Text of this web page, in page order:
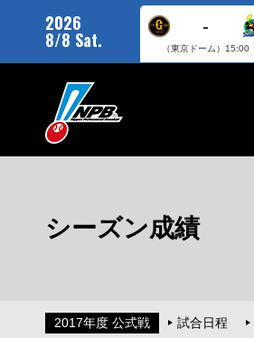
2026
8/8 Sat.
-
（東京ドーム） 15:00
シーズン成績
2017年度 公式戦 試合日程